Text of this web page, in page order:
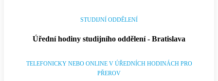
STUDIJNÍ ODDĚLENÍ
Úřední hodiny studijního oddělení - Bratislava
TELEFONICKY NEBO ONLINE V ÚŘEDNÍCH HODINÁCH PRO
PŘEROV